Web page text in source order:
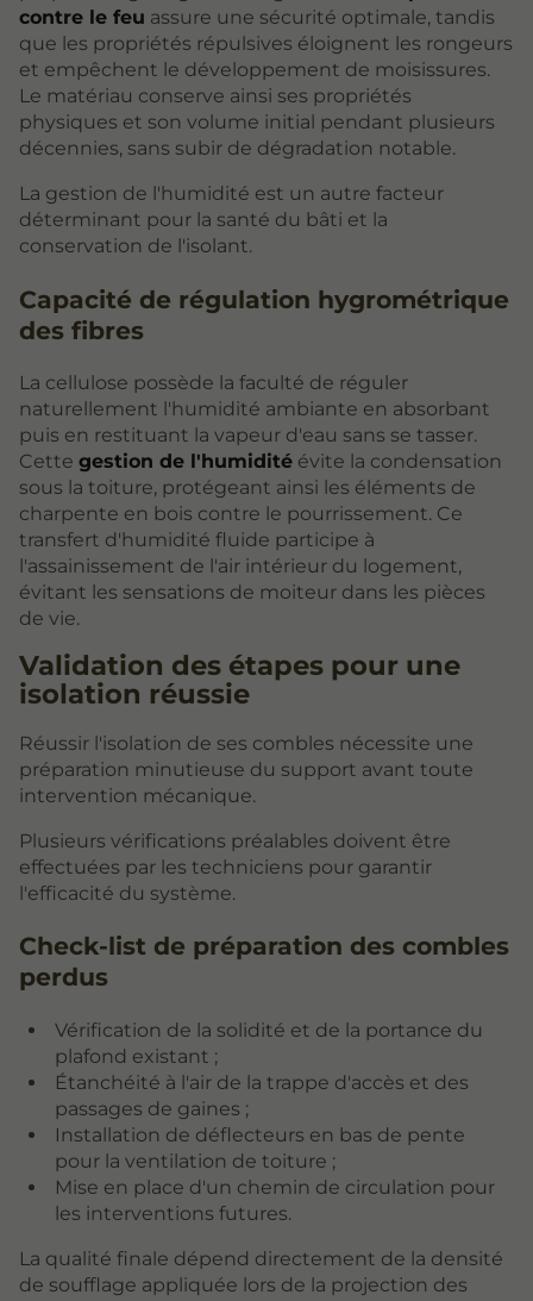
contre le feu assure une sécurité optimale, tandis
que les propriétés répulsives éloignent les rongeurs
et empêchent le développement de moisissures.
Le matériau conserve ainsi ses propriétés
physiques et son volume initial pendant plusieurs
décennies, sans subir de dégradation notable.
La gestion de l'humidité est un autre facteur
déterminant pour la santé du bâti et la
conservation de l'isolant.
Capacité de régulation hygrométrique
des fibres
La cellulose possède la faculté de réguler
naturellement l'humidité ambiante en absorbant
puis en restituant la vapeur d'eau sans se tasser.
Cette gestion de l'humidité évite la condensation
sous la toiture, protégeant ainsi les éléments de
charpente en bois contre le pourrissement. Ce
transfert d'humidité fluide participe à
l'assainissement de l'air intérieur du logement,
évitant les sensations de moiteur dans les pièces
de vie.
Validation des étapes pour une
isolation réussie
Réussir l'isolation de ses combles nécessite une
préparation minutieuse du support avant toute
intervention mécanique.
Plusieurs vérifications préalables doivent être
effectuées par les techniciens pour garantir
l'efficacité du système.
Check-list de préparation des combles
perdus
Vérification de la solidité et de la portance du
plafond existant ;
Étanchéité à l'air de la trappe d'accès et des
passages de gaines ;
Installation de déflecteurs en bas de pente
pour la ventilation de toiture ;
Mise en place d'un chemin de circulation pour
les interventions futures.
La qualité finale dépend directement de la densité
de soufflage appliquée lors de la projection des